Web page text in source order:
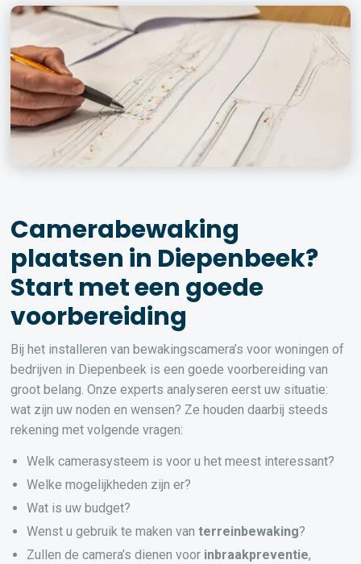
Camerabewaking
plaatsen in Diepenbeek?
Start met een goede
voorbereiding
Bij het installeren van bewakingscamera’s voor woningen of
bedrijven in Diepenbeek is een goede voorbereiding van
groot belang. Onze experts analyseren eerst uw situatie:
wat zijn uw noden en wensen? Ze houden daarbij steeds
rekening met volgende vragen:
Welk camerasysteem is voor u het meest interessant?
Welke mogelijkheden zijn er?
Wat is uw budget?
Wenst u gebruik te maken vanterreinbewaking?
Zullen de camera’s dienen voor inbraakpreventie,